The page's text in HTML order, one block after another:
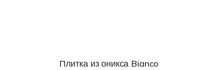
Плитка из оникса Bianco